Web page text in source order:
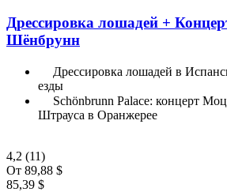
Дрессировка лошадей +
Шёнбрунн
Дрессировка лошадей в
езды
Schönbrunn Palace: концерт
Штрауса в Оранжерее
4,2 (11)
От 89,88 $
85,39 $